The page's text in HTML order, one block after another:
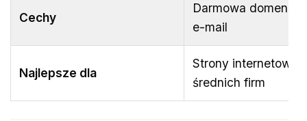
Cechy
Darmowa domena i
e-mail
Najlepsze dla
Strony internetowe
średnich firm